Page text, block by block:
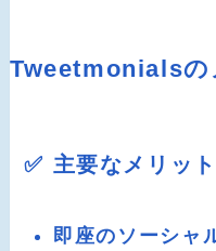
Tweetmonialsの
✅ 主要なメリット
即座のソーシャ